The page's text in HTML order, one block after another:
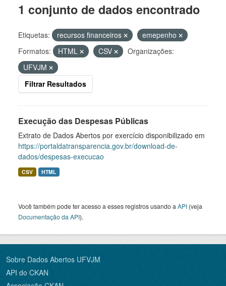
1 conjunto de dados encontrado
Etiquetas: recursos financeiros
emepenho
Formatos:
HTML CSV
Organizações:
UFVJM
Filtrar Resultados
Execução das Despesas Públicas
Extrato de Dados Abertos por exercício disponibilizado em
https://portaldatransparencia.gov.br/download-de-
dados/despesas-execucao
CSV HTML
Você também pode ter acesso a esses registros usando a API (veja
Documentação da API).
Sobre Dados Abertos UFVJM
API do CKAN